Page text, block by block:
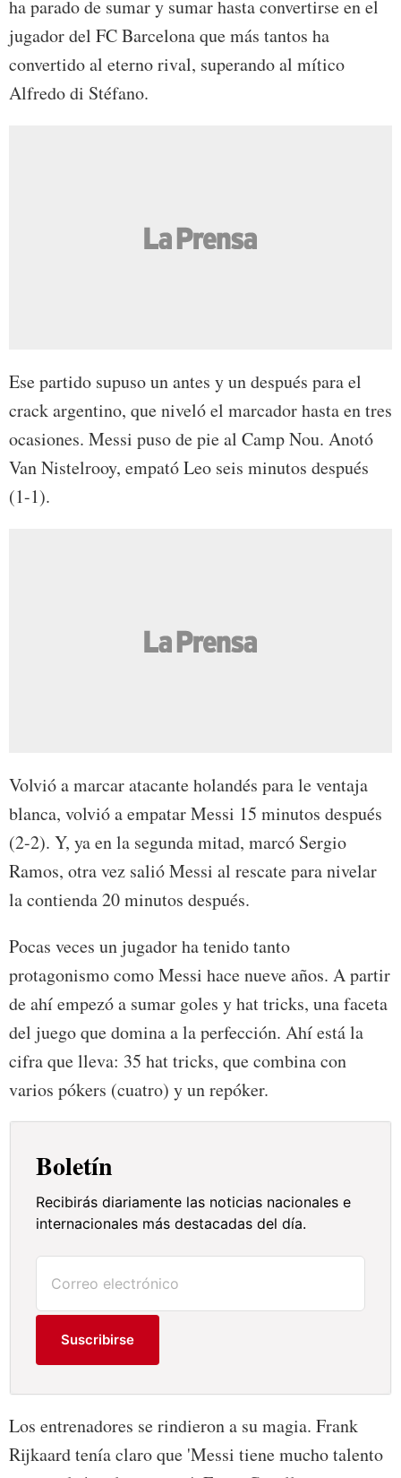
ha parado de sumar y sumar hasta convertirse en el
jugador del FC Barcelona que más tantos ha
convertido al eterno rival, superando al mítico
Alfredo di Stéfano.
Ese partido supuso un antes y un después para el
crack argentino, que niveló el marcador hasta en tres
ocasiones. Messi puso de pie al Camp Nou. Anotó
Van Nistelrooy, empató Leo seis minutos después
(1-1).
Volvió a marcar atacante holandés para le ventaja
blanca, volvió a empatar Messi 15 minutos después
(2-2). Y, ya en la segunda mitad, marcó Sergio
Ramos, otra vez salió Messi al rescate para nivelar
la contienda 20 minutos después.
Pocas veces un jugador ha tenido tanto
protagonismo como Messi hace nueve años. A partir
de ahí empezó a sumar goles y hat tricks, una faceta
del juego que domina a la perfección. Ahí está la
cifra que lleva: 35 hat tricks, que combina con
varios pókers (cuatro) y un repóker.
Boletín
Recibirás diariamente las noticias nacionales e
internacionales más destacadas del día.
Suscribirse
Los entrenadores se rindieron a su magia. Frank
Rijkaard tenía claro que 'Messi tiene mucho talento